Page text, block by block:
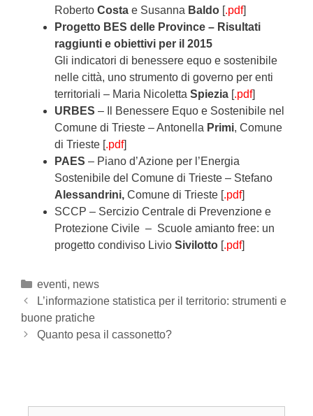
Roberto Costa e Susanna Baldo [.pdf]
Progetto BES delle Province – Risultati
raggiunti e obiettivi per il 2015
Gli indicatori di benessere equo e sostenibile
nelle città, uno strumento di governo per enti
territoriali – Maria Nicoletta Spiezia [.pdf]
URBES – Il Benessere Equo e Sostenibile nel
Comune di Trieste – Antonella Primi, Comune
di Trieste [.pdf]
PAES – Piano d’Azione per l’Energia
Sostenibile del Comune di Trieste – Stefano
Alessandrini, Comune di Trieste [.pdf]
SCCP – Sercizio Centrale di Prevenzione e
Protezione Civile – Scuole amianto free: un
progetto condiviso Livio Sivilotto [.pdf]
Categories
eventi, news
Post
navigation
L’informazione statistica per il territorio: strumenti e
buone pratiche
Quanto pesa il cassonetto?